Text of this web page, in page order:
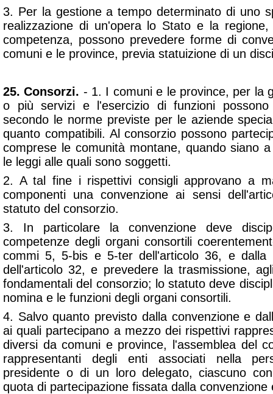
3. Per la gestione a tempo determinato di uno
realizzazione di un'opera lo Stato e la
competenza, possono prevedere forme di
comuni e le province, previa statuizione di un
25. Consorzi. - 1. I comuni e le province, per la
o più servizi e l'esercizio di funzioni possono
secondo le norme previste per le aziende
quanto compatibili. Al consorzio possono
comprese le comunità montane, quando siano
le leggi alle quali sono soggetti.
2. A tal fine i rispettivi consigli approvano a
componenti una convenzione ai sensi
statuto del consorzio.
3. In particolare la convenzione deve
competenze degli organi consortili
commi 5, 5-bis e 5-ter dell'articolo 36, e
dell'articolo 32, e prevedere la trasmissione,
fondamentali del consorzio; lo statuto deve
nomina e le funzioni degli organi consortili.
4. Salvo quanto previsto dalla convenzione e
ai quali partecipano a mezzo dei rispettivi
diversi da comuni e province, l'assemblea del
rappresentanti degli enti associati nella
presidente o di un loro delegato, ciascuno
quota di partecipazione fissata dalla convenzione